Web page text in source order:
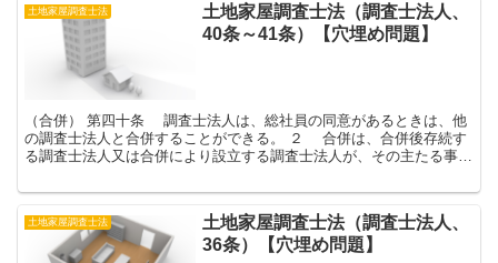
土地家屋調査士法
土地家屋調査士法（調査士法人、
40条～41条）【穴埋め問題】
（合併） 第四十条 調査士法人は、総社員の同意があるときは、他
の調査士法人と合併することができる。 ２ 合併は、合併後存続す
る調査士法人又は合併により設立する調査士法人が、その主たる事務
土地家屋調査士法
土地家屋調査士法（調査士法人、
36条）【穴埋め問題】